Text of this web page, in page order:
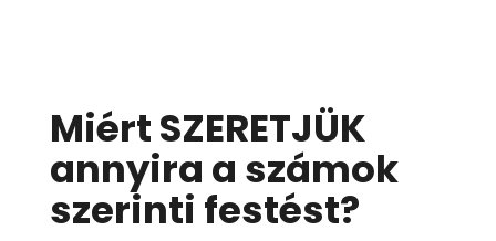
Miért SZERETJÜK
annyira a számok
szerinti festést?